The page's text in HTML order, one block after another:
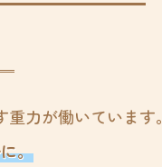
力が働いています。
。